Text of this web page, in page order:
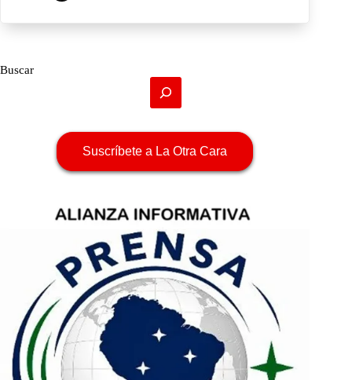
Buscar
Suscríbete a La Otra Cara